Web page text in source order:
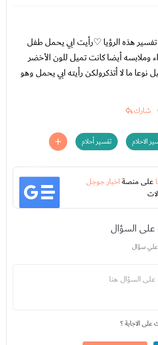
تفسير هذه الرؤيا ♡رأيت ابي يحمل طفل
وملابسه أيضا كانت تميل للون الأخضر
ما لا أتذكرولكن رأيته ابي يحمل وهو
شارك
الاحلام تفسير أحلام
على منصةاخبار جوجل
على السؤال
علي سؤال
السؤال هنا
الاجابة ؟